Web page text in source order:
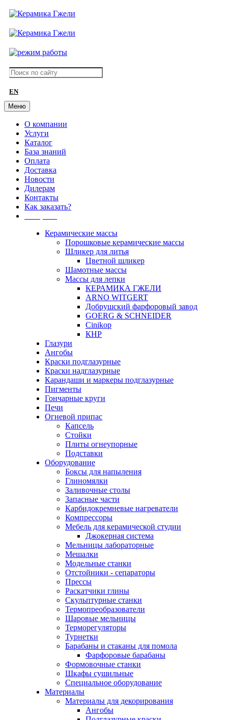
EN
Меню
О компании
Услуги
Каталог
База знаний
Оплата
Доставка
Новости
Дилерам
Контакты
Как заказать?
Керамические массы
Порошковые керамические массы
Шликер для литья
Цветной шликер
Шамотные массы
Массы для лепки
КЕРАМИКА ГЖЕЛИ
ARNO WITGERT
Добрушский фарфоровый завод
GOERG & SCHNEIDER
Cinikop
КНР
Глазури
Ангобы
Краски подглазурные
Краски надглазурные
Карандаши и маркеры подглазурные
Пигменты
Гончарные круги
Печи
Огневой припас
Капсель
Стойки
Плиты огнеупорные
Подставки
Оборудование
Боксы для напыления
Глиномялки
Заливочные столы
Запасные части
Карбидокремневые нагреватели
Компрессоры
Мебель для керамической студии
Джокерная система
Мельницы лабораторные
Мешалки
Модельные станки
Отстойники - сепараторы
Прессы
Раскатчики глины
Скульптурные станки
Термопреобразователи
Шаровые мельницы
Терморегуляторы
Турнетки
Барабаны и стаканы для помола
Фарфоровые барабаны
Формовочные станки
Шкафы сушильные
Специальное оборудование
Материалы
Материалы для декорирования
Ангобы